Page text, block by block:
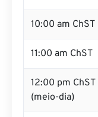
10:00 am ChST
11:00 am ChST
12:00 pm ChST
(meio-dia)